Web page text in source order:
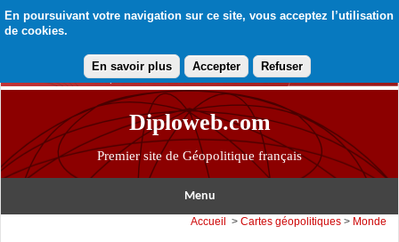
En poursuivant votre navigation sur ce site, vous acceptez l’utilisation
de cookies.
En savoir plus Accepter Refuser
Diploweb.com
Premier site de Géopolitique français
Menu
Accueil >Cartes géopolitiques > Monde